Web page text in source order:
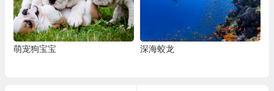
萌宠狗宝宝 深海蛟龙